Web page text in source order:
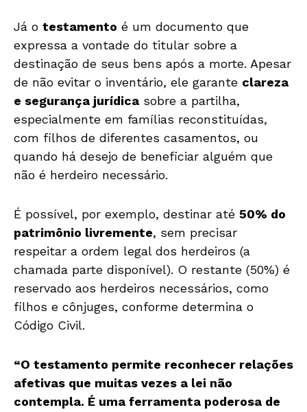
Já o testamento é um documento que
expressa a vontade do titular sobre a
destinação de seus bens após a morte. Apesar
de não evitar o inventário, ele garante clareza
e segurança jurídica sobre a partilha,
especialmente em famílias reconstituídas,
com filhos de diferentes casamentos, ou
quando há desejo de beneficiar alguém que
não é herdeiro necessário.
É possível, por exemplo, destinar até 50% do
patrimônio livremente, sem precisar
respeitar a ordem legal dos herdeiros (a
chamada parte disponível). O restante (50%) é
reservado aos herdeiros necessários, como
filhos e cônjuges, conforme determina o
Código Civil.
“O testamento permite reconhecer relações
afetivas que muitas vezes a lei não
contempla. É uma ferramenta poderosa de